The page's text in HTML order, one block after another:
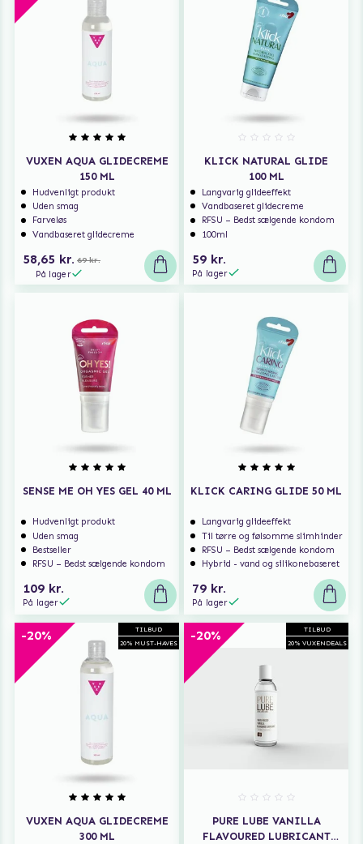
VUXEN AQUA GLIDECREME
150 ML
Hudvenligt produkt
Uden smag
Farveløs
Vandbaseret glidecreme
58,65 kr. 69 kr.
På lager
KLICK NATURAL GLIDE
100 ML
Langvarig glideeffekt
Vandbaseret glidecreme
RFSU – Bedst sælgende kondom
100ml
59 kr.
På lager
SENSE ME OH YES GEL 40 ML
Hudvenligt produkt
Uden smag
Bestseller
RFSU – Bedst sælgende kondom
109 kr.
På lager
KLICK CARING GLIDE 50 ML
Langvarig glideeffekt
Til tørre og følsomme slimhinder
RFSU – Bedst sælgende kondom
Hybrid - vand og silikonebaseret
79 kr.
På lager
TILBUD
20% MUST-HAVES
-20%
VUXEN AQUA GLIDECREME
300 ML
TILBUD
20% VUXENDEALS
-20%
PURE LUBE VANILLA
FLAVOURED LUBRICANT